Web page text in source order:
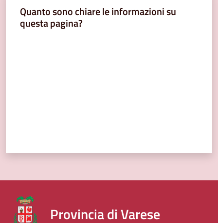
Quanto sono chiare le informazioni su
questa pagina?
Provincia di Varese